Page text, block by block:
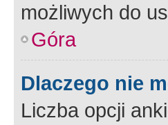
możliwych do
Góra
Dlaczego nie
Liczba opcji